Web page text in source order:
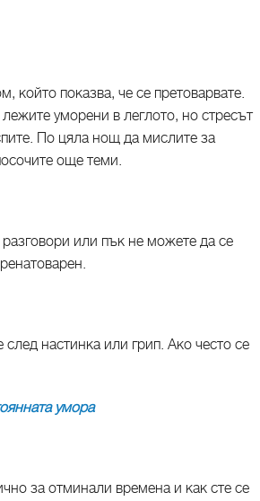
който показва, че се претоварвате.
уморени в леглото, но стресът
По цяла нощ да мислите за
още теми.
или пък не можете да се
настинка или грип. Ако често се
умора
за отминали времена и как сте се